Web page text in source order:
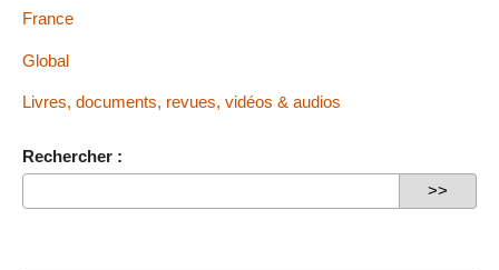
France
Global
Livres, documents, revues, vidéos & audios
Rechercher :